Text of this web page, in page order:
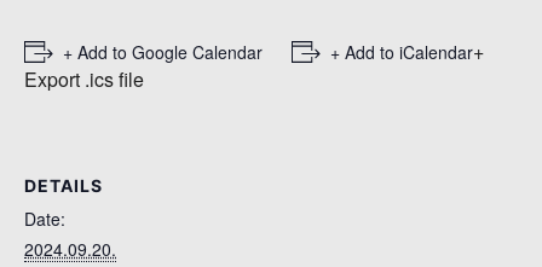
+ Add to Google Calendar + Add to iCalendar+
Export .ics file
DETAILS
Date:
2024.09.20.